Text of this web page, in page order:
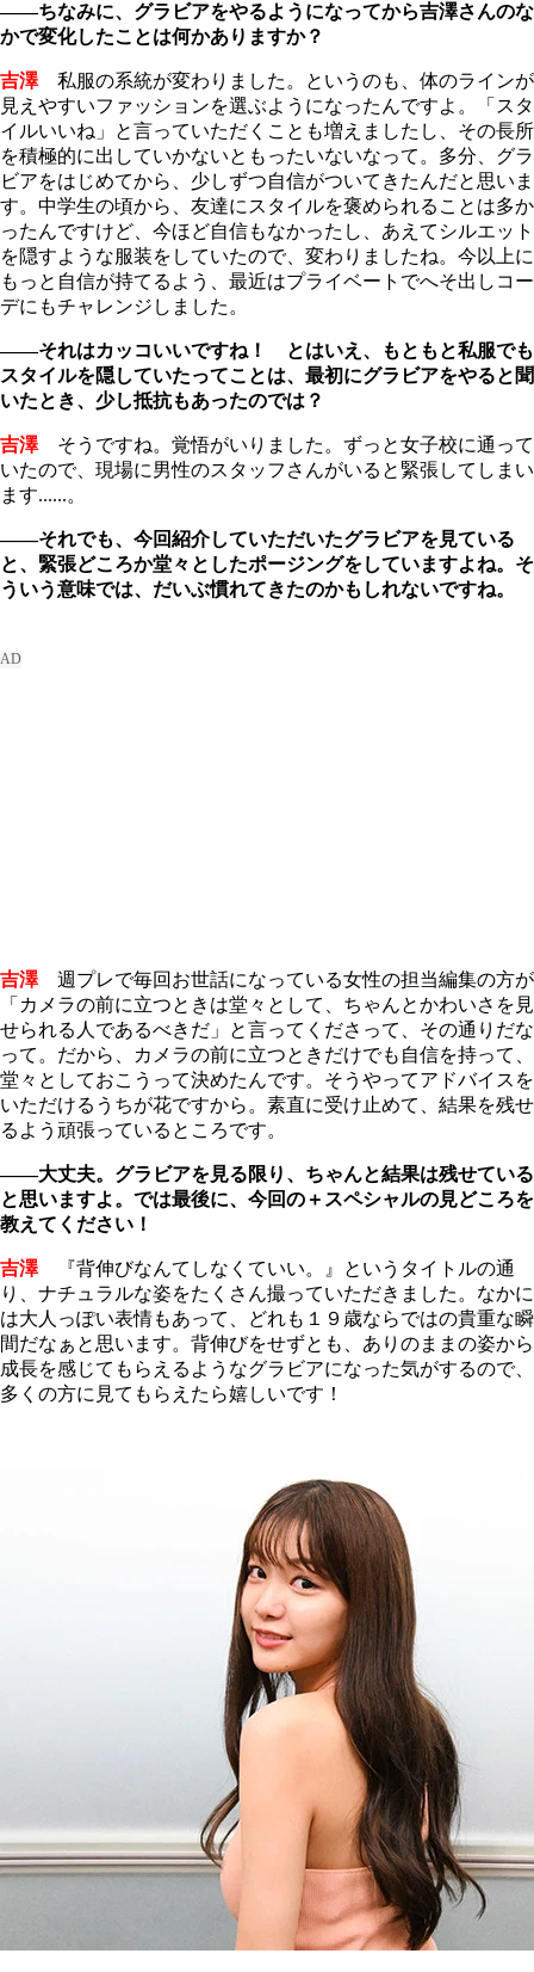
――ちなみに、グラビアをやるようになってから吉澤さんのな
かで変化したことは何かありますか？
吉澤私服の系統が変わりました。というのも、体のラインが
見えやすいファッションを選ぶようになったんですよ。「スタ
イルいいね」と言っていただくことも増えましたし、その長所
を積極的に出していかないともったいないなって。多分、グラ
ビアをはじめてから、少しずつ自信がついてきたんだと思いま
す。中学生の頃から、友達にスタイルを褒められることは多か
ったんですけど、今ほど自信もなかったし、あえてシルエット
を隠すような服装をしていたので、変わりましたね。今以上に
もっと自信が持てるよう、最近はプライベートでへそ出しコー
デにもチャレンジしました。
――それはカッコいいですね！ とはいえ、もともと私服でも
スタイルを隠していたってことは、最初にグラビアをやると聞
いたとき、少し抵抗もあったのでは？
吉澤そうですね。覚悟がいりました。ずっと女子校に通って
いたので、現場に男性のスタッフさんがいると緊張してしまい
ます......。
――それでも、今回紹介していただいたグラビアを見ている
と、緊張どころか堂々としたポージングをしていますよね。そ
ういう意味では、だいぶ慣れてきたのかもしれないですね。
吉澤週プレで毎回お世話になっている女性の担当編集の方が
「カメラの前に立つときは堂々として、ちゃんとかわいさを見
せられる人であるべきだ」と言ってくださって、その通りだな
って。だから、カメラの前に立つときだけでも自信を持って、
堂々としておこうって決めたんです。そうやってアドバイスを
いただけるうちが花ですから。素直に受け止めて、結果を残せ
るよう頑張っているところです。
――大丈夫。グラビアを見る限り、ちゃんと結果は残せている
と思いますよ。では最後に、今回の＋スペシャルの見どころを
教えてください！
吉澤『背伸びなんてしなくていい。』というタイトルの通
り、ナチュラルな姿をたくさん撮っていただきました。なかに
は大人っぽい表情もあって、どれも１９歳ならではの貴重な瞬
間だなぁと思います。背伸びをせずとも、ありのままの姿から
成長を感じてもらえるようなグラビアになった気がするので、
多くの方に見てもらえたら嬉しいです！